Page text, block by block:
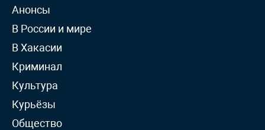
Анонсы
В России и мире
В Хакасии
Криминал
Культура
Курьёзы
Общество